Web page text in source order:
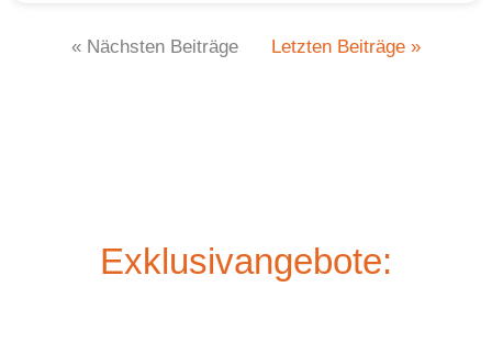
« Nächsten Beiträge Letzten Beiträge »
Exklusivangebote: